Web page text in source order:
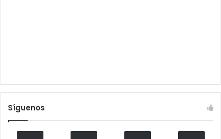
Síguenos